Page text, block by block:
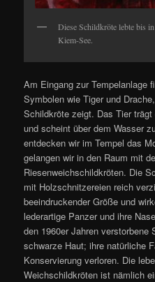
Diese Schildkröte lebte bis
Kiem-See.
Am Eingang zur Tempelanlage
Symbolen wie Tiger und
Schildkröte zeigt. Das Tier
und scheint über dem Wasser
entdecken wir im Tempel das
gelangen wir in den Raum mit
Riesenweichschildkröten. Die
mit Holzschnitzereien reich
beeindruckender Größe und
lederartige Panzer und ihre
den 1960er Jahren verstorbene
schwarze Haut; ihre natürliche
Konservierung verloren. Die
Weichschildkröten ist nämlich